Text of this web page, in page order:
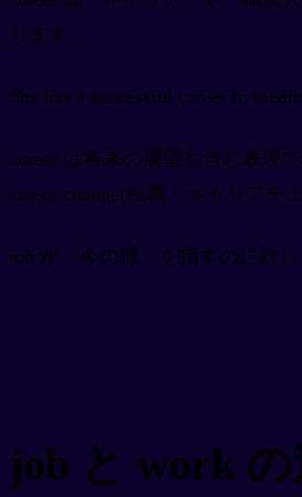
ります。
She has a successful career in
career は将来の展望を含む表現
career change(転職・キャリア
job が「今の職」を指すのに対
job と work